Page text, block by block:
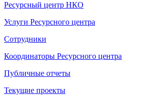
Ресурсный центр НКО
Услуги Ресурсного центра
Сотрудники
Координаторы Ресурсного центра
Публичные отчеты
Текущие проекты